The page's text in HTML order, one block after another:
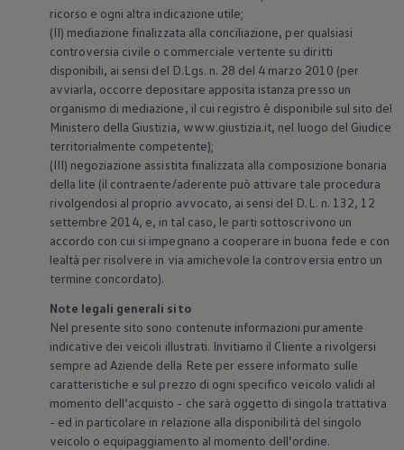
ricorso e ogni altra indicazione utile;
(II) mediazione finalizzata alla conciliazione, per qualsiasi
controversia civile o commerciale vertente su diritti
disponibili, ai sensi del D.Lgs. n. 28 del 4 marzo 2010 (per
avviarla, occorre depositare apposita istanza presso un
organismo di mediazione, il cui registro è disponibile sul sito del
Ministero della Giustizia, www.giustizia.it, nel luogo del Giudice
territorialmente competente);
(III) negoziazione assistita finalizzata alla composizione bonaria
della lite (il contraente/aderente può attivare tale procedura
rivolgendosi al proprio avvocato, ai sensi del D.L. n. 132, 12
settembre 2014, e, in tal caso, le parti sottoscrivono un
accordo con cui si impegnano a cooperare in buona fede e con
lealtà per risolvere in via amichevole la controversia entro un
termine concordato).
Note legali generali sito
Nel presente sito sono contenute informazioni puramente
indicative dei veicoli illustrati. Invitiamo il Cliente a rivolgersi
sempre ad Aziende della Rete per essere informato sulle
caratteristiche e sul prezzo di ogni specifico veicolo validi al
momento dell’acquisto - che sarà oggetto di singola trattativa
- ed in particolare in relazione alla disponibilità del singolo
veicolo o equipaggiamento al momento dell’ordine.